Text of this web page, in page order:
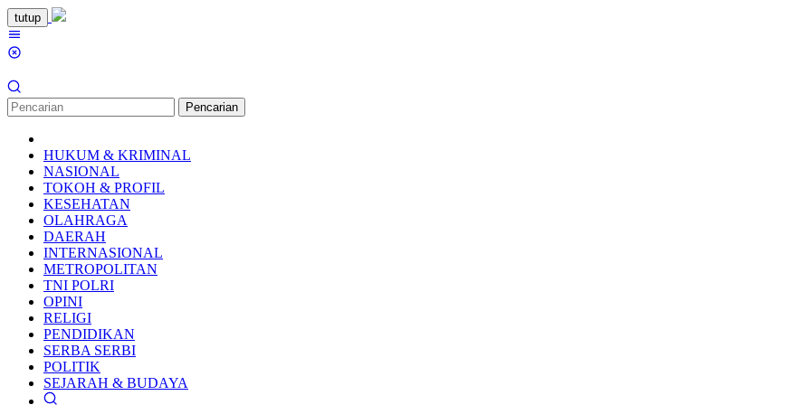
Loncat
ke
konten
tutup
Pencarian
HUKUM & KRIMINAL
NASIONAL
TOKOH & PROFIL
KESEHATAN
OLAHRAGA
DAERAH
INTERNASIONAL
METROPOLITAN
TNI POLRI
OPINI
RELIGI
PENDIDIKAN
SERBA SERBI
POLITIK
SEJARAH & BUDAYA